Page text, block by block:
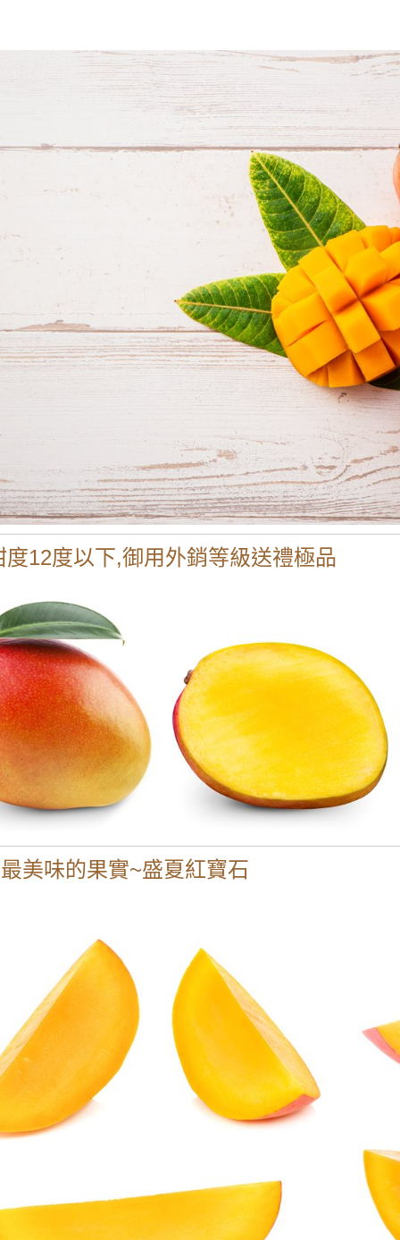
度12度以下,御用外銷等級送禮極品
美味的果實~盛夏紅寶石